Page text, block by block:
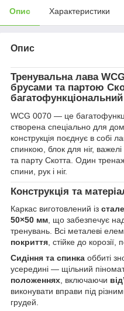
Опис Характеристики
Опис
Тренувальна лава
брусами та партою
WCG 0070 — це
створена спеціально для
конструкція поєднує в собі
спинкою, блок для ніг,
та парту Скотта. Один
спини, рук і ніг.
Конструкція та
Каркас виготовлений із
50×50 мм, що забезпечує
тренувань. Всі металеві
покриття, стійке до
Сидіння та спинка оббиті
усередині — щільний
положеннях, включаючи
виконувати вправи під
грудей.